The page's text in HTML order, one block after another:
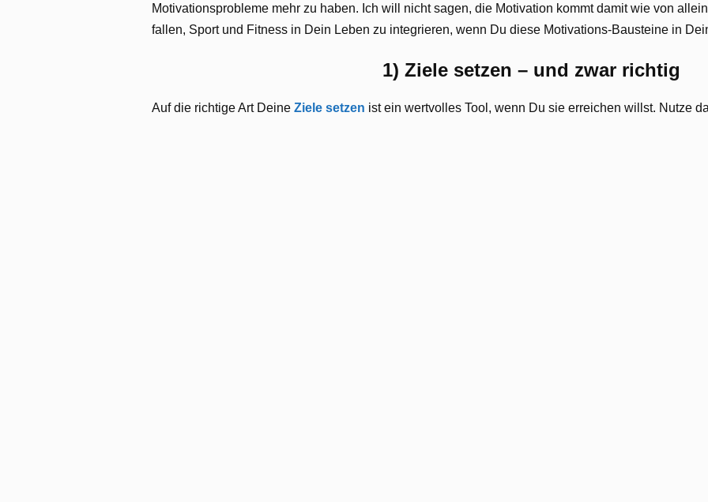
Motivationsprobleme mehr zu haben. Ich will nicht sagen, die Motivation kommt damit wie von
fallen, Sport und Fitness in Dein Leben zu integrieren, wenn Du diese Motivations-Bausteine in
1) Ziele setzen – und zwar richtig
Auf die richtige Art Deine Ziele setzen ist ein wertvolles Tool, wenn Du sie erreichen willst. Nutze